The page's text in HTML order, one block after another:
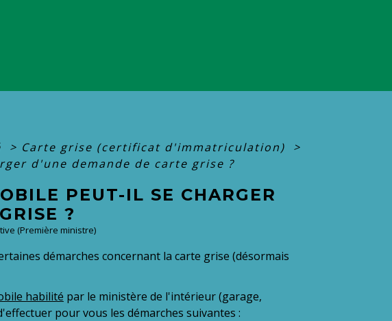
> Carte grise (certificat d'immatriculation)
>
d'une demande de carte grise ?
PEUT-IL SE CHARGER
?
(Première ministre)
démarches concernant la carte grise (désormais
habilité par le ministère de l'intérieur (garage,
pour vous les démarches suivantes :